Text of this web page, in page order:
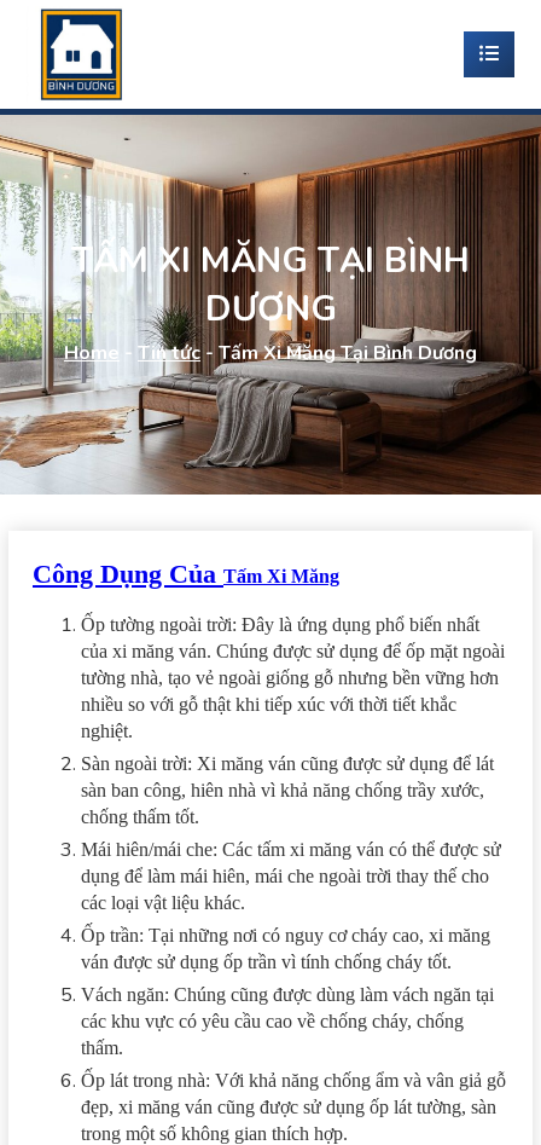
TẤM XI MĂNG TẠI BÌNH
DƯƠNG
Home - Tin tức - Tấm Xi Măng Tại Bình Dương
Công Dụng Của Tấm Xi Măng
Ốp tường ngoài trời: Đây là ứng dụng phổ biến nhất
của xi măng ván. Chúng được sử dụng để ốp mặt ngoài
tường nhà, tạo vẻ ngoài giống gỗ nhưng bền vững hơn
nhiều so với gỗ thật khi tiếp xúc với thời tiết khắc
nghiệt.
Sàn ngoài trời: Xi măng ván cũng được sử dụng để lát
sàn ban công, hiên nhà vì khả năng chống trầy xước,
chống thấm tốt.
Mái hiên/mái che: Các tấm xi măng ván có thể được sử
dụng để làm mái hiên, mái che ngoài trời thay thế cho
các loại vật liệu khác.
Ốp trần: Tại những nơi có nguy cơ cháy cao, xi măng
ván được sử dụng ốp trần vì tính chống cháy tốt.
Vách ngăn: Chúng cũng được dùng làm vách ngăn tại
các khu vực có yêu cầu cao về chống cháy, chống
thấm.
Ốp lát trong nhà: Với khả năng chống ẩm và vân giả gỗ
đẹp, xi măng ván cũng được sử dụng ốp lát tường, sàn
trong một số không gian thích hợp.